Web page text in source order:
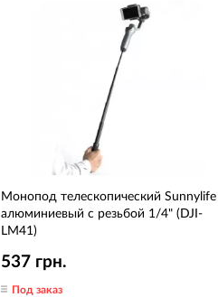
Монопод телескопический Sunnylife
алюминиевый с резьбой 1/4" (DJI-
LM41)
537 грн.
Под заказ